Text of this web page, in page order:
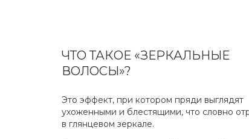
ЧТО ТАКОЕ «ЗЕРКАЛЬНЫЕ
ВОЛОСЫ»?
Это эффект, при котором пряди выглядят
ухоженными и блестящими, что словно
в глянцевом зеркале.